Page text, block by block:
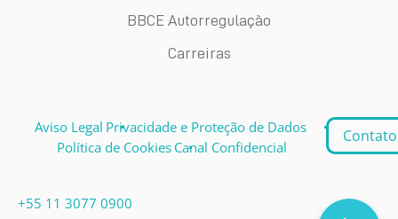
BBCE Autorregulação
Carreiras
Aviso Legal Privacidade e Proteção de Dados
Política de Cookies Canal Confidencial
Contato
+55 11 3077 0900